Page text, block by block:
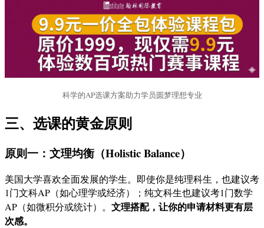
科学的AP选课方案助力学员圆梦理想专业
三、选课的黄金原则
原则一：文理均衡（Holistic Balance）
美国大学喜欢全面发展的学生。即使你是纯理科生，也建议考
1门文科AP（如心理学或经济）；纯文科生也建议考1门数学
AP（如微积分或统计）。 文理搭配，让你的申请材料更有层
次感。